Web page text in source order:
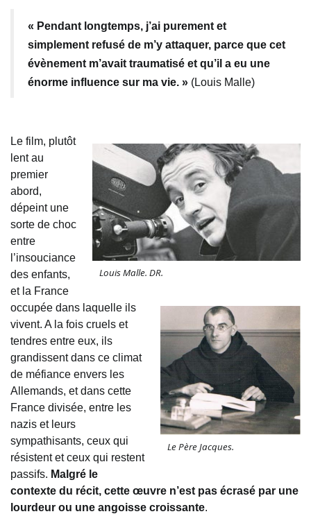
« Pendant longtemps, j’ai purement et
simplement refusé de m’y attaquer, parce que cet
évènement m’avait traumatisé et qu’il a eu une
énorme influence sur ma vie. » (Louis Malle)
Louis Malle. DR.
Le Père Jacques.
Le film, plutôt
lent au
premier
abord,
dépeint une
sorte de choc
entre
l’insouciance
des enfants,
et la France
occupée dans laquelle ils
vivent. A la fois cruels et
tendres entre eux, ils
grandissent dans ce climat
de méfiance envers les
Allemands, et dans cette
France divisée, entre les
nazis et leurs
sympathisants, ceux qui
résistent et ceux qui restent
passifs. Malgré le
contexte du récit, cette œuvre n’est pas écrasé par une
lourdeur ou une angoisse croissante.